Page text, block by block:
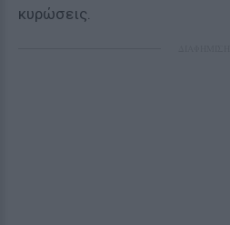
κυρώσεις.